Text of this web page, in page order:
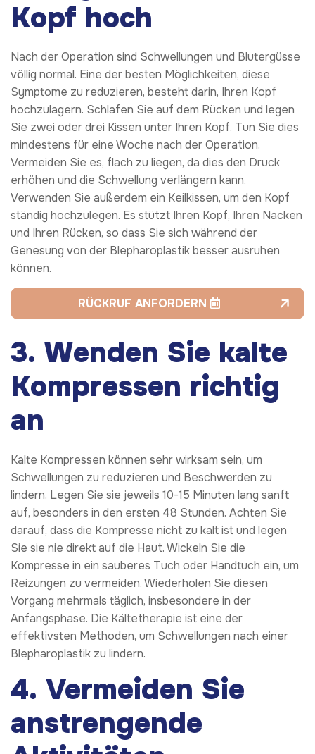
Kopf hoch
Nach der Operation sind Schwellungen und Blutergüsse
völlig normal. Eine der besten Möglichkeiten, diese
Symptome zu reduzieren, besteht darin, Ihren Kopf
hochzulagern. Schlafen Sie auf dem Rücken und legen
Sie zwei oder drei Kissen unter Ihren Kopf. Tun Sie dies
mindestens für eine Woche nach der Operation.
Vermeiden Sie es, flach zu liegen, da dies den Druck
erhöhen und die Schwellung verlängern kann.
Verwenden Sie außerdem ein Keilkissen, um den Kopf
ständig hochzulegen. Es stützt Ihren Kopf, Ihren Nacken
und Ihren Rücken, so dass Sie sich während der
Genesung von der Blepharoplastik besser ausruhen
können.
RÜCKRUF ANFORDERN
3. Wenden Sie kalte
Kompressen richtig
an
Kalte Kompressen können sehr wirksam sein, um
Schwellungen zu reduzieren und Beschwerden zu
lindern. Legen Sie sie jeweils 10-15 Minuten lang sanft
auf, besonders in den ersten 48 Stunden. Achten Sie
darauf, dass die Kompresse nicht zu kalt ist und legen
Sie sie nie direkt auf die Haut. Wickeln Sie die
Kompresse in ein sauberes Tuch oder Handtuch ein, um
Reizungen zu vermeiden. Wiederholen Sie diesen
Vorgang mehrmals täglich, insbesondere in der
Anfangsphase. Die Kältetherapie ist eine der
effektivsten Methoden, um Schwellungen nach einer
Blepharoplastik zu lindern.
4. Vermeiden Sie
anstrengende